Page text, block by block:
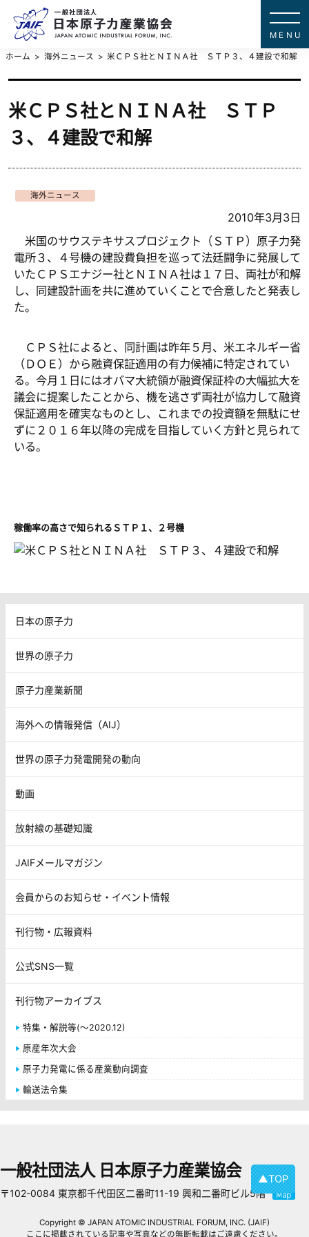
ホーム 海外ニュース 米ＣＰＳ社とＮＩＮＡ社 ＳＴＰ３、４建設で和解
米ＣＰＳ社とＮＩＮＡ社 ＳＴＰ
３、４建設で和解
海外ニュース
2010年3月3日
米国のサウステキサスプロジェクト（ＳＴＰ）原子力発
電所３、４号機の建設費負担を巡って法廷闘争に発展して
いたＣＰＳエナジー社とＮＩＮＡ社は１７日、両社が和解
し、同建設計画を共に進めていくことで合意したと発表し
た。
ＣＰＳ社によると、同計画は昨年５月、米エネルギー省
（ＤＯＥ）から融資保証適用の有力候補に特定されてい
る。今月１日にはオバマ大統領が融資保証枠の大幅拡大を
議会に提案したことから、機を逃さず両社が協力して融資
保証適用を確実なものとし、これまでの投資額を無駄にせ
ずに２０１６年以降の完成を目指していく方針と見られて
いる。
稼働率の高さで知られるＳＴＰ１、２号機
日本の原子力
世界の原子力
原子力産業新聞
海外への情報発信（AIJ）
世界の原子力発電開発の動向
動画
放射線の基礎知識
JAIFメールマガジン
会員からのお知らせ・イベント情報
刊行物・広報資料
公式SNS一覧
刊行物アーカイブス
特集・解説等(～2020.12)
原産年次大会
原子力発電に係る産業動向調査
輸送法令集
▲TOP
一般社団法人 日本原子力産業協会
〒102-0084 東京都千代田区二番町11-19 興和二番町ビル5階
Copyright © JAPAN ATOMIC INDUSTRIAL FORUM, INC. (JAIF)
ここに掲載されている記事や写真などの無断転載はご遠慮ください。